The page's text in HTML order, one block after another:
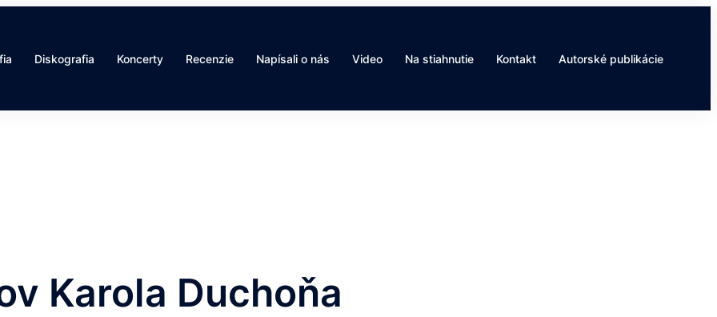
Diskografia Koncerty Recenzie Napísali o nás Video Na stiahnutie Kontakt Autorské publikácie
Karola Duchoňa